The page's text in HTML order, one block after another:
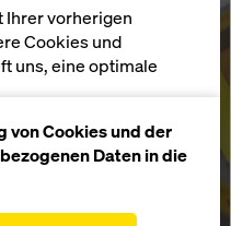
Ihrer vorherigen
Cookies und
uns, eine optimale
ständig zu
Statistik Cookies),
von Cookies und der
Daten in die